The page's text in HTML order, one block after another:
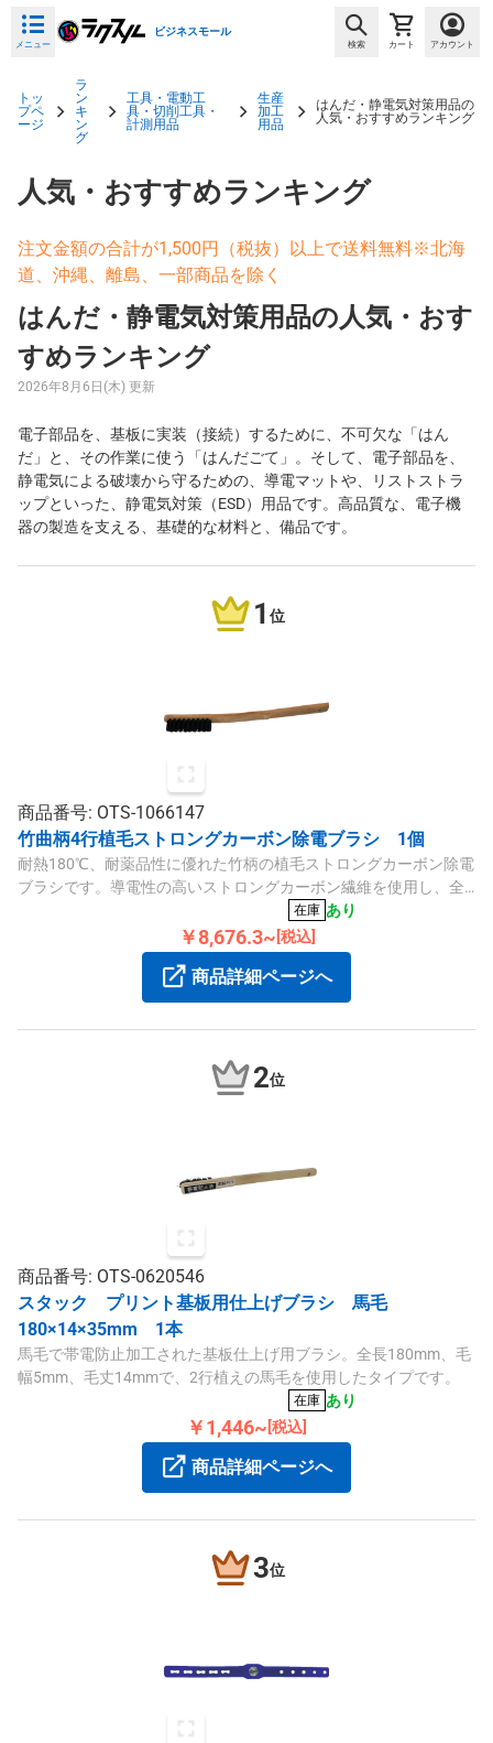
メニュー
ビジネスモール
検索 カート アカウント
トッ
プペ
ージ
ラ
ン
キ
ン
グ
工具・電動工
具・切削工具・
計測用品
生産
加工
用品
はんだ・静電気対策用品の
人気・おすすめランキング
人気・おすすめランキング
注文金額の合計が1,500円（税抜）以上で送料無料※北海
道、沖縄、離島、一部商品を除く
はんだ・静電気対策用品の人気・おす
すめランキング
2026年8月6日(木) 更新
電子部品を、基板に実装（接続）するために、不可欠な「はん
だ」と、その作業に使う「はんだごて」。そして、電子部品を、
静電気による破壊から守るための、導電マットや、リストストラ
ップといった、静電気対策（ESD）用品です。高品質な、電子機
器の製造を支える、基礎的な材料と、備品です。
1 位
商品番号: OTS-1066147
竹曲柄4行植毛ストロングカーボン除電ブラシ 1個
耐熱180℃、耐薬品性に優れた竹柄の植毛ストロングカーボン除電
ブラシです。導電性の高いストロングカーボン繊維を使用し、全
長240mm・毛丈15mm・線径0.3mmで、飛びはんだ除去や異物除
在庫 あり
￥8,676.3~ [税込]
商品詳細ページへ
2位
商品番号: OTS-0620546
スタック プリント基板用仕上げブラシ 馬毛
180×14×35mm 1本
馬毛で帯電防止加工された基板仕上げ用ブラシ。全長180mm、毛
幅5mm、毛丈14mmで、2行植えの馬毛を使用したタイプです。
在庫 あり
￥1,446~ [税込]
商品詳細ページへ
3位